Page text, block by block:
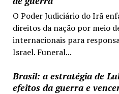
O Poder Judiciário do Irã
direitos da nação por meio
internacionais para
Israel. Funeral...
Brasil: a estratégia de
efeitos da guerra e